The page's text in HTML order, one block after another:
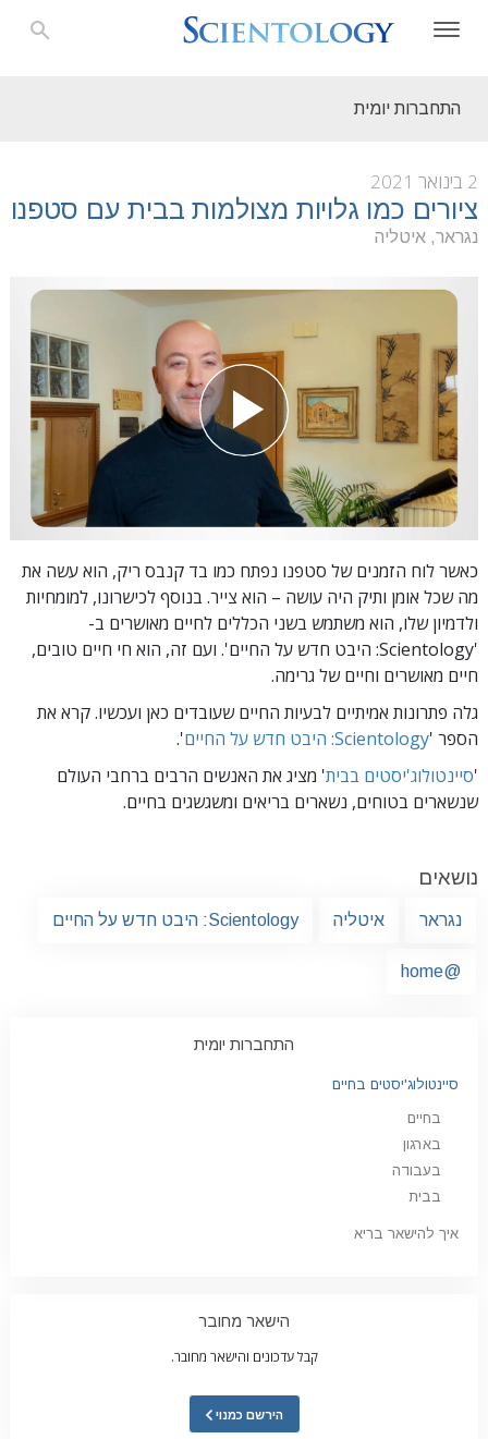
התחברות יומית
2 בינואר 2021
ציורים כמו גלויות מצולמות בבית עם סטפנו
נגראר, איטליה
כאשר לוח הזמנים של סטפנו נפתח כמו בד קנבס ריק, הוא עשה את
מה שכל אומן ותיק היה עושה – הוא צייר. בנוסף לכישרונו, למומחיות
ולדמיון שלו, הוא משתמש בשני הכללים לחיים מאושרים ב-
'Scientology: היבט חדש על החיים'. ועם זה, הוא חי חיים טובים,
חיים מאושרים וחיים של גרימה.
גלה פתרונות אמיתיים לבעיות החיים שעובדים כאן ועכשיו. קרא את
הספר 'Scientology: היבט חדש על החיים
'.
'סיינטולוג'יסטים בבית' מציג את האנשים הרבים ברחבי העולם
שנשארים בטוחים, נשארים בריאים ומשגשגים בחיים.
נושאים
נגראר איטליה Scientology: היבט חדש על החיים
@home
התחברות יומית
סיינטולוג'יסטים בחיים
בחיים
בארגון
בעבודה
בבית
איך להישאר בריא
הישאר מחובר
קבל עדכונים והישאר מחובר.
הירשם כמנוי